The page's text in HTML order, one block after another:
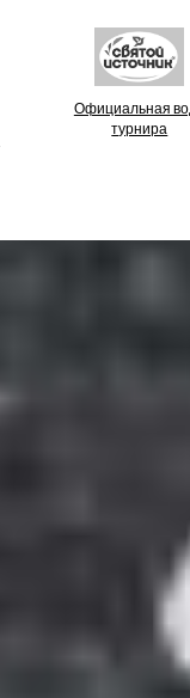
Официальная
турнира